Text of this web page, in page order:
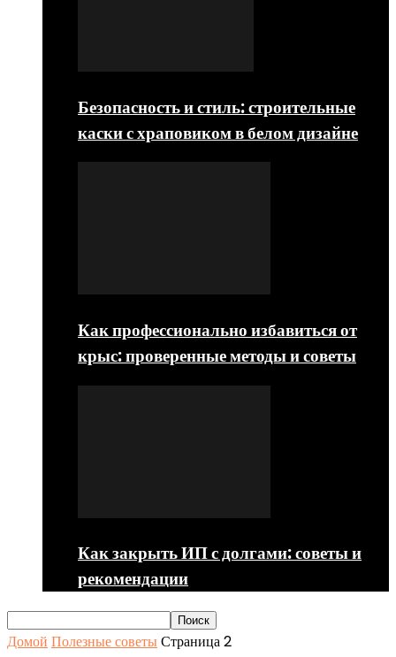
Безопасность и стиль: строительные
каски с храповиком в белом дизайне
Как профессионально избавиться от
крыс: проверенные методы и советы
Как закрыть ИП с долгами: советы и
рекомендации
Домой Полезные советыСтраница 2